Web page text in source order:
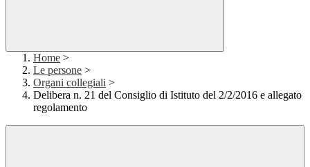
Home >
Le persone >
Organi collegiali >
Delibera n. 21 del Consiglio di Istituto del 2/2/2016 e allegato
regolamento